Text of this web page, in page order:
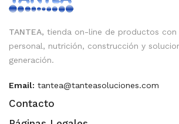
TANTEA, tienda on-line de productos con
personal, nutrición, construcción y
generación.
Email: tantea@tanteasoluciones.com
Contacto